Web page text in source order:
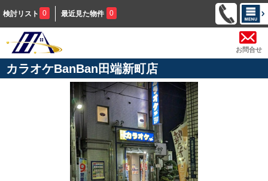
検討リスト 0 最近見た物件 0
お問合せ
カラオケBanBan田端新町店